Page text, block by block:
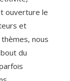
ouverture le
et
nous
du